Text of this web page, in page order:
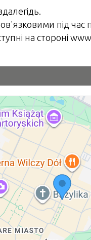
під час
на стороні